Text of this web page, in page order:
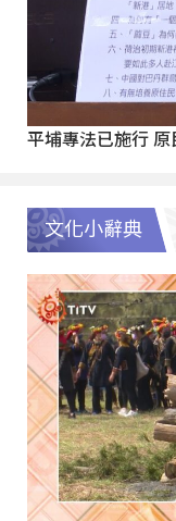
平埔專法已施行
文化小辭典